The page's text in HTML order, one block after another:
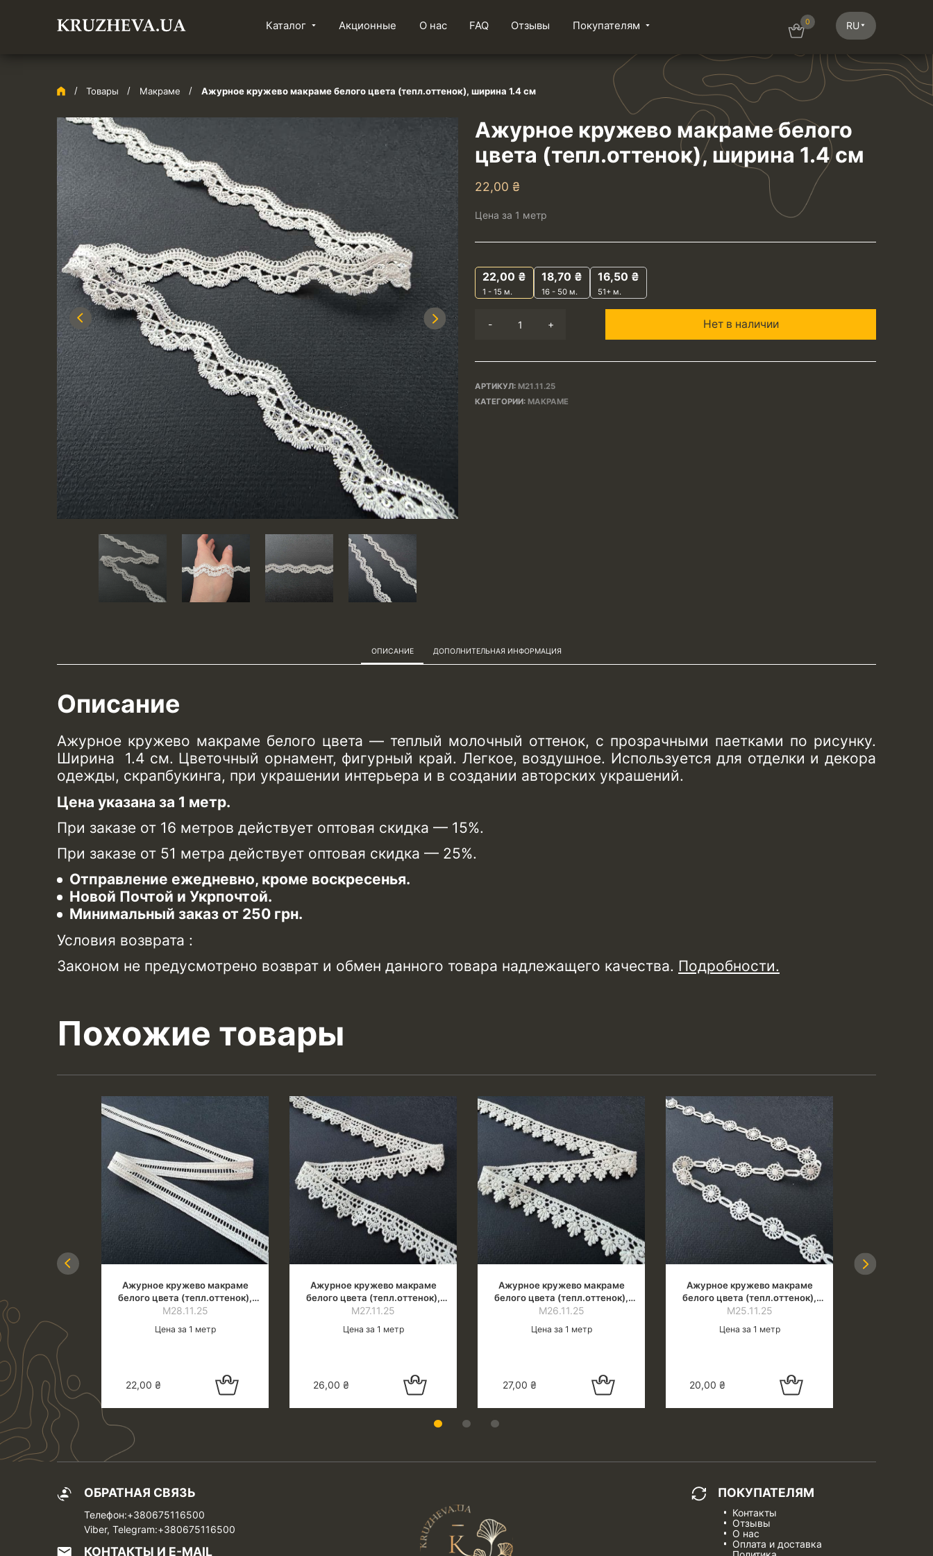
Каталог Акционные О нас FAQ Отзывы Покупателям 0 RU
Товары Макраме Ажурное кружево макраме белого цвета (тепл.оттенок), ширина 1.4 см
Previous Next
Ажурное кружево макраме белого
цвета (тепл.оттенок), ширина 1.4 см
22,00 ₴
Цена за 1 метр
22,00 ₴
1 - 15 м.
18,70 ₴
16 - 50 м.
16,50 ₴
51+ м.
- + Нет в наличии
АРТИКУЛ: М21.11.25
КАТЕГОРИИ: МАКРАМЕ
ОПИСАНИЕ ДОПОЛНИТЕЛЬНАЯ ИНФОРМАЦИЯ
Описание
Ажурное кружево макраме белого цвета — теплый молочный оттенок, с прозрачными паетками по рисунку.
Ширина 1.4 см. Цветочный орнамент, фигурный край. Легкое, воздушное. Используется для отделки и декора
одежды, скрапбукинга, при украшении интерьера и в создании авторских украшений.
Цена указана за 1 метр.
При заказе от 16 метров действует оптовая скидка — 15%.
При заказе от 51 метра действует оптовая скидка — 25%.
Отправление ежедневно, кроме воскресенья.
Новой Почтой и Укрпочтой.
Минимальный заказ от 250 грн.
Условия возврата :
Законом не предусмотрено возврат и обмен данного товара надлежащего качества. Подробности.
Похожие товары
Previous
см
метр
Добавить в
корзину
Ажурное кружево макраме
белого цвета (тепл.оттенок),
ширина 1.4 см
М28.11.25
Цена за 1 метр
22,00 ₴ Добавить в
корзину
Ажурное кружево макраме
белого цвета (тепл.оттенок),
ширина 2.0 см
М27.11.25
Цена за 1 метр
26,00₴ Добавить в
корзину
Ажурное кружево макраме
белого цвета (тепл.оттенок),
ширина 2.0 см
М26.11.25
Цена за 1 метр
27,00 ₴ Добавить в
корзину
Ажурное кружево макраме
белого цвета (тепл.оттенок),
ширина 1.4 см
М25.11.25
Цена за 1 метр
20,00₴ Добавить в
корзину
Next
1 2 3
ОБРАТНАЯ СВЯЗЬ
Телефон:+380675116500
Viber, Telegram:+380675116500
КОНТАКТЫ И E-MAIL
ПОКУПАТЕЛЯМ
Контакты
Отзывы
О нас
Оплата и доставка